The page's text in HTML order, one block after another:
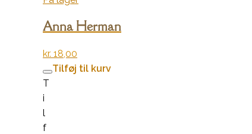
Anna Herman
kr. 18,00
Tilføj til kurv
T
i
l
f